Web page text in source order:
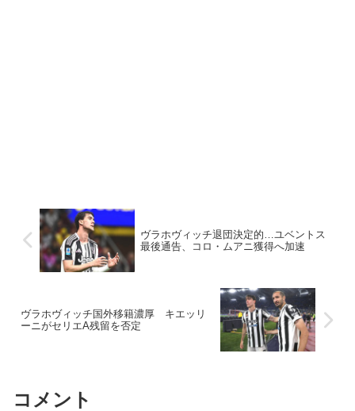
ヴラホヴィッチ退団決定的…ユベントス
最後通告、コロ・ムアニ獲得へ加速
ヴラホヴィッチ国外移籍濃厚 キエッリ
ーニがセリエA残留を否定
コメント